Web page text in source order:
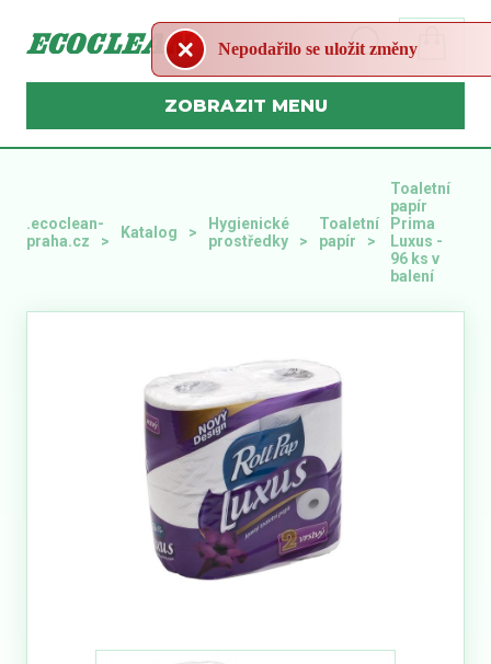
MENU
.ecoclean-
praha.cz
Katalog
Hygienické
prostředky
Toaletní
papír
Toaletní
papír
Prima
Luxus -
96 ks v
balení
Nepodařilo se uložit změny